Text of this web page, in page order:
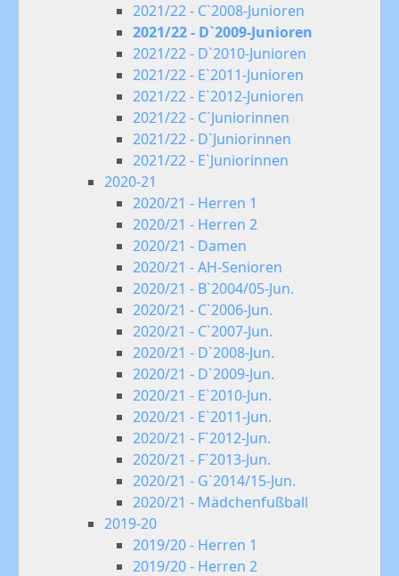
2021/22 - C`2008-Junioren
2021/22 - D`2009-Junioren
2021/22 - D`2010-Junioren
2021/22 - E`2011-Junioren
2021/22 - E`2012-Junioren
2021/22 - C`Juniorinnen
2021/22 - D`Juniorinnen
2021/22 - E`Juniorinnen
2020-21
2020/21 - Herren 1
2020/21 - Herren 2
2020/21 - Damen
2020/21 - AH-Senioren
2020/21 - B`2004/05-Jun.
2020/21 - C`2006-Jun.
2020/21 - C`2007-Jun.
2020/21 - D`2008-Jun.
2020/21 - D`2009-Jun.
2020/21 - E`2010-Jun.
2020/21 - E`2011-Jun.
2020/21 - F`2012-Jun.
2020/21 - F`2013-Jun.
2020/21 - G`2014/15-Jun.
2020/21 - Mädchenfußball
2019-20
2019/20 - Herren 1
2019/20 - Herren 2